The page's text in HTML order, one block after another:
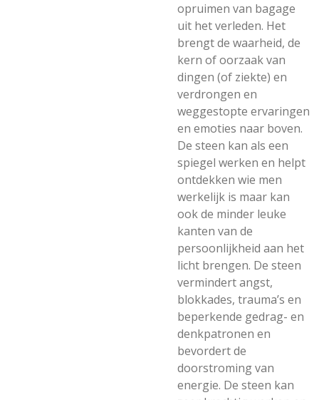
opruimen van bagage
uit het verleden. Het
brengt de waarheid, de
kern of oorzaak van
dingen (of ziekte) en
verdrongen en
weggestopte ervaringen
en emoties naar boven.
De steen kan als een
spiegel werken en helpt
ontdekken wie men
werkelijk is maar kan
ook de minder leuke
kanten van de
persoonlijkheid aan het
licht brengen. De steen
vermindert angst,
blokkades, trauma’s en
beperkende gedrag- en
denkpatronen en
bevordert de
doorstroming van
energie. De steen kan